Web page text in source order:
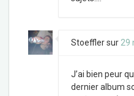
Stoefflersur 29
J’ai bien peur
dernier album